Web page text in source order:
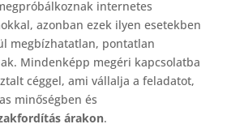
internetes
azonban ezek ilyen esetekben
megbízhatatlan, pontatlan
Mindenképp megéri kapcsolatba
céggel, ami vállalja a feladatot,
minőségben és
árakon.